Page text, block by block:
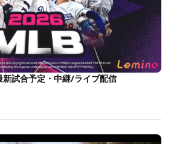
試合予定・中継/ライブ配信